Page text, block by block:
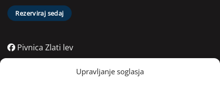
Upravljanje soglasja
Rezerviraj sedaj
Pivnica Zlati lev